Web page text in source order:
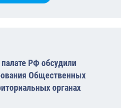
РФ обсудили
Общественных
органах